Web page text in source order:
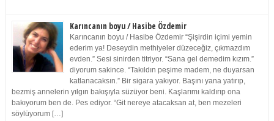
Karıncanın boyu / Hasibe Özdemir
Karıncanın boyu / Hasibe Özdemir “Şişirdin içimi yemin
ederim ya! Deseydin methiyeler düzeceğiz, çıkmazdım
evden.” Sesi sinirden titriyor. “Sana gel demedim kızım.”
diyorum sakince. “Takıldın peşime madem, ne duyarsan
katlanacaksın.” Bir sigara yakıyor. Başını yana yatırıp,
bezmiş annelerin yılgın bakışıyla süzüyor beni. Kaşlarımı kaldırıp ona
bakıyorum ben de. Pes ediyor. “Git nereye atacaksan at, ben mezeleri
söylüyorum […]